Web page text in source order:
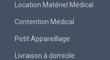
Location Matériel Médical
Contention Médical
Petit Appareillage
Livraison à domicile